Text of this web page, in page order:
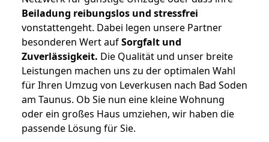
Beiladung reibungslos und stressfrei
vonstattengeht. Dabei legen unsere Partner
besonderen Wert aufSorgfalt und
Zuverlässigkeit. Die Qualität und unser breite
Leistungen machen uns zu der optimalen Wahl
für Ihren Umzug von Leverkusen nach Bad Soden
am Taunus. Ob Sie nun eine kleine Wohnung
oder ein großes Haus umziehen, wir haben die
passende Lösung für Sie.